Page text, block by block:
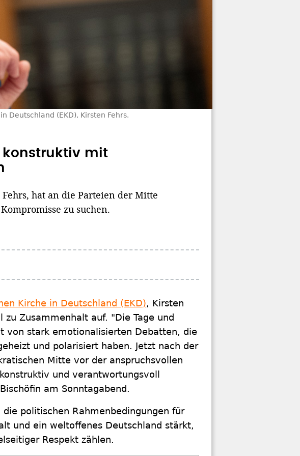
Deutschland (EKD), Kirsten Fehrs.
konstruktiv mit
hat an die Parteien der Mitte
zu suchen.
Kirche in Deutschland (EKD), Kirsten
zu Zusammenhalt auf. "Die Tage und
von stark emotionalisierten Debatten, die
und polarisiert haben. Jetzt nach der
Mitte vor der anspruchsvollen
und verantwortungsvoll
am Sonntagabend.
politischen Rahmenbedingungen für
und ein weltoffenes Deutschland stärkt,
Respekt zählen.